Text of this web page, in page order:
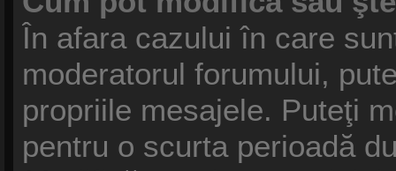
În afara cazului în care
moderatorul forumului,
propriile mesajele. Puteţi
pentru o scurta perioadă